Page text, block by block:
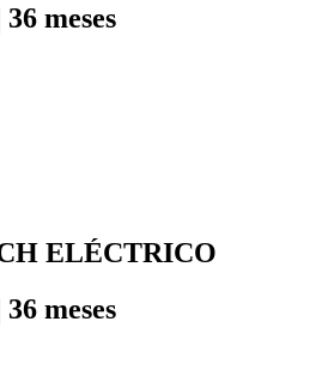
meses
ELÉCTRICO
meses